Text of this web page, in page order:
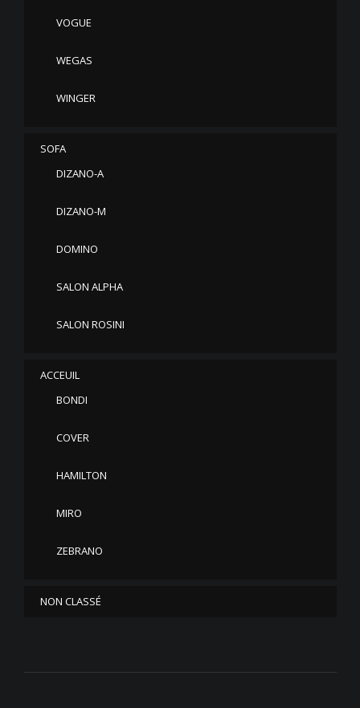
VOGUE
WEGAS
WINGER
SOFA
DIZANO-A
DIZANO-M
DOMINO
SALON ALPHA
SALON ROSINI
ACCEUIL
BONDI
COVER
HAMILTON
MIRO
ZEBRANO
NON CLASSÉ